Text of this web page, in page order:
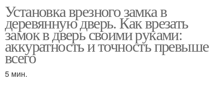
Установка врезного замка в
деревянную дверь. Как врезать
замок в дверь своими руками:
аккуратность и точность превыше
всего
5 мин.